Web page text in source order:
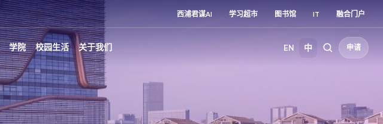
西浦君谋AI 学习超市 图书馆 IT 融合门户
学院 校园生活 关于我们 EN 中 申请